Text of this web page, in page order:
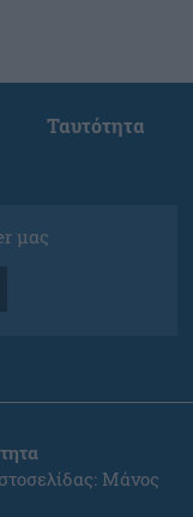
Ταυτότητα
μας
Μάνος